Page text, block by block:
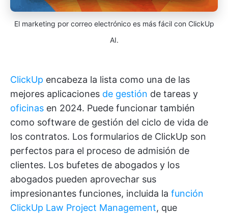
El marketing por correo electrónico es más fácil con ClickUp
AI.
ClickUp encabeza la lista como una de las
mejores aplicaciones de gestión de tareas y
oficinas en 2024. Puede funcionar también
como software de gestión del ciclo de vida de
los contratos. Los formularios de ClickUp son
perfectos para el proceso de admisión de
clientes. Los bufetes de abogados y los
abogados pueden aprovechar sus
impresionantes funciones, incluida la función
ClickUp Law Project Management, que